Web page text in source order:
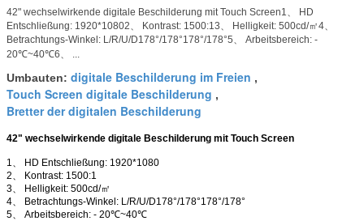
42" wechselwirkende digitale Beschilderung mit Touch Screen1、 HD
Entschließung: 1920*10802、 Kontrast: 1500:13、 Helligkeit: 500cd/㎡4、
Betrachtungs-Winkel: L/R/U/D178°/178°178°/178°5、 Arbeitsbereich: -
20℃~40℃6、 ...
Umbauten: digitale Beschilderung im Freien ,
Touch Screen digitale Beschilderung ,
Bretter der digitalen Beschilderung
42" wechselwirkende digitale Beschilderung mit Touch Screen
1、 HD Entschließung: 1920*1080
2、 Kontrast: 1500:1
3、 Helligkeit: 500cd/㎡
4、 Betrachtungs-Winkel: L/R/U/D178°/178°178°/178°
5、 Arbeitsbereich: - 20℃~40℃